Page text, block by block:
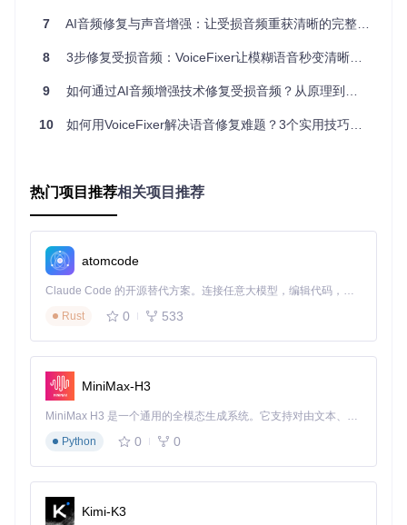
操作指南：如何用可视化界面修复音频
界面功能介绍
AI语音修复工具操作界面：包含文件上传区、模式选择和音频
播放器
修复步骤
🔍 上传文件：点击"Browse files"按钮或直接拖拽WAV格式音
频到上传区域（单个文件不超过200MB）
模式0（原始模式）：适合轻微噪声的日常录音
模式1（预处理增强）：针对中等质量问题的音频
模式2（训练模式）：用于严重失真的音频修复
7 AI音频修复与声音增强：让受损音频重获清晰的完整解决方案
8 3步修复受损音频：VoiceFixer让模糊语音秒变清晰的AI解决方案
9 如何通过AI音频增强技术修复受损音频？从原理到实践的完整指南
10 如何用VoiceFixer解决语音修复难题？3个实用技巧让音频处理效率提升3倍
热门项目推荐相关项目推荐
atomcode
Claude Code 的开源替代方案。连接任意大模型，编辑代码，运行命令，自动验证 — 全自动执行。用 Rust 构建，极致性能。 ｜ An open-source alternative to Claude Code. Connect any LLM, edit code, run commands, and verify changes — autonomously. Built in Rust for speed. Get Started
Rust
0 533
MiniMax-H3
MiniMax H3 是一个通用的全模态生成系统。它支持对由文本、图像、视频和音频组成的多模态上下文进行统一理解，并能生成分辨率高达 2K、时长可达 15 秒的带原生立体声音频的视频。得益于面向任务泛化的系统设计，H3 在预训练阶段就已具备广泛的多模态上下文理解与生成能力，能够出色地执行复杂的多模态指令。
Python
0 0
Kimi-K3